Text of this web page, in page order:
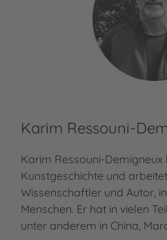
Karim Ressouni-
Karim Ressouni-
Kunstgeschichte und
Wissenschaftler und Autor,
Menschen. Er hat in vielen
unter anderem in China,